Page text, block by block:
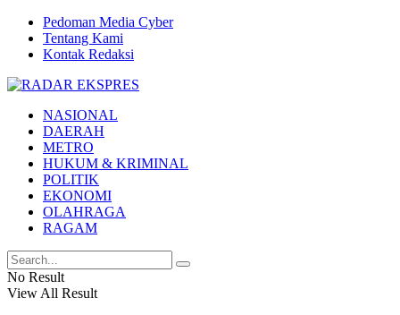
Pedoman Media Cyber
Tentang Kami
Kontak Redaksi
NASIONAL
DAERAH
METRO
HUKUM & KRIMINAL
POLITIK
EKONOMI
OLAHRAGA
RAGAM
No Result
View All Result